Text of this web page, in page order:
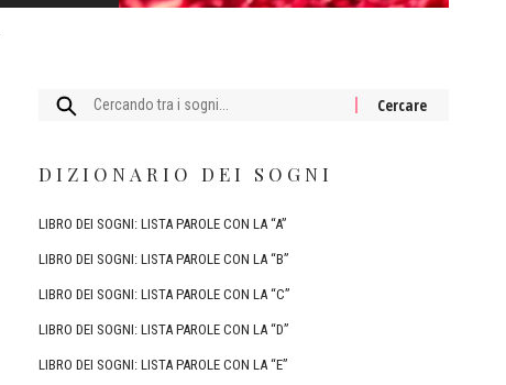
Cercare:
DIZIONARIO DEI SOGNI
LIBRO DEI SOGNI: LISTA PAROLE CON LA “A”
LIBRO DEI SOGNI: LISTA PAROLE CON LA “B”
LIBRO DEI SOGNI: LISTA PAROLE CON LA “C”
LIBRO DEI SOGNI: LISTA PAROLE CON LA “D”
LIBRO DEI SOGNI: LISTA PAROLE CON LA “E”